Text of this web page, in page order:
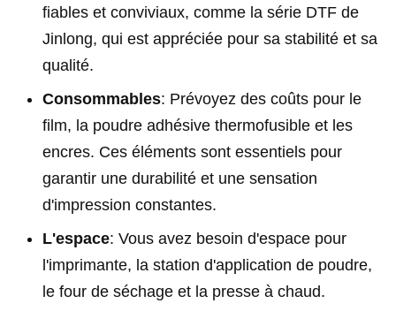
fiables et conviviaux, comme la série DTF de
Jinlong, qui est appréciée pour sa stabilité et sa
qualité.
Consommables: Prévoyez des coûts pour le
film, la poudre adhésive thermofusible et les
encres. Ces éléments sont essentiels pour
garantir une durabilité et une sensation
d'impression constantes.
L'espace: Vous avez besoin d'espace pour
l'imprimante, la station d'application de poudre,
le four de séchage et la presse à chaud.